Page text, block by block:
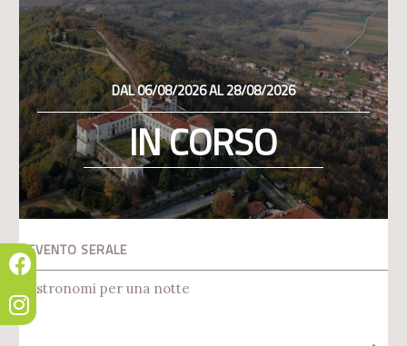
DAL 06/08/2026 AL 28/08/2026
IN CORSO
EVENTO SERALE
Astronomi per una notte